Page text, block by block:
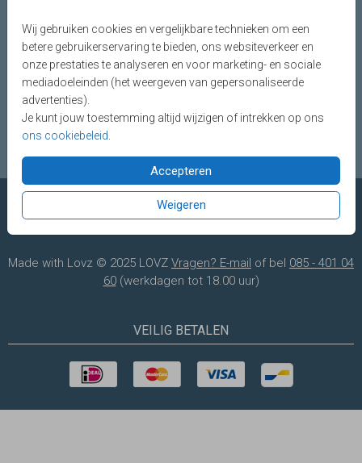
Wij gebruiken cookies en vergelijkbare technieken om een
betere gebruikerservaring te bieden, ons websiteverkeer en
onze prestaties te analyseren en voor marketing- en sociale
mediadoeleinden (het weergeven van gepersonaliseerde
advertenties).
Je kunt jouw toestemming altijd wijzigen of intrekken op ons
ons cookiebeleid
Accepteren
Weigeren
Onze service & diensten
Over LOVZ
Serviceteam
Made with Lovz © 2025 LOVZ Vragen? E-mail of bel 085 - 401 04
60(werkdagen tot 18.00 uur)
VEILIG BETALEN